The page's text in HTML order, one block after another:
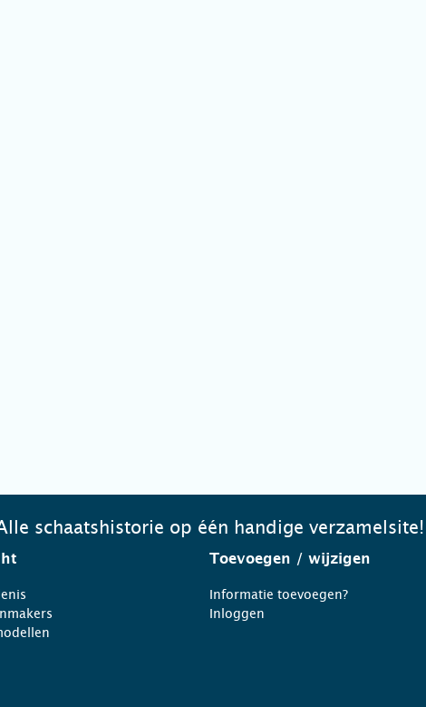
schaatshistorie op één handige verzamelsite!
Toevoegen / wijzigen
Informatie toevoegen?
Inloggen